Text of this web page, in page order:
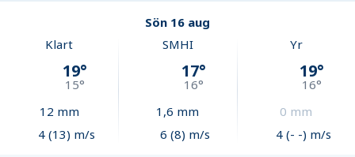
Sön 16 aug
Klart
19°
15°
12 mm
4 (13) m/s
SMHI
17°
16°
1,6 mm
6 (8) m/s
Yr
19°
16°
0 mm
4 (- -) m/s